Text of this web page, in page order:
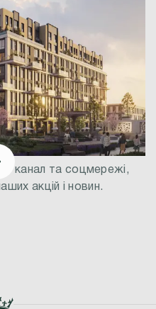
канал та соцмережі,
акцій і новин.